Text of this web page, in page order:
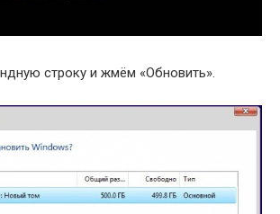
строку и жмём «Обновить».